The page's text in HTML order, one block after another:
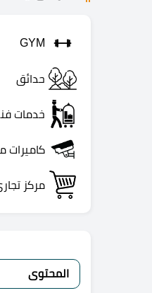
GYM
حدائق
خدمات
كاميرات
مركز
المحتوى